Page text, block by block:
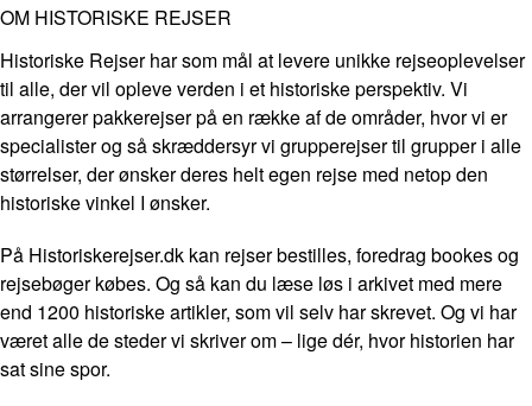
OM HISTORISKE REJSER
Historiske Rejser har som mål at levere unikke rejseoplevelser
til alle, der vil opleve verden i et historiske perspektiv. Vi
arrangerer pakkerejser på en række af de områder, hvor vi er
specialister og så skræddersyr vi grupperejser til grupper i alle
størrelser, der ønsker deres helt egen rejse med netop den
historiske vinkel I ønsker.
På Historiskerejser.dk kan rejser bestilles, foredrag bookes og
rejsebøger købes. Og så kan du læse løs i arkivet med mere
end 1200 historiske artikler, som vil selv har skrevet. Og vi har
været alle de steder vi skriver om – lige dér, hvor historien har
sat sine spor.